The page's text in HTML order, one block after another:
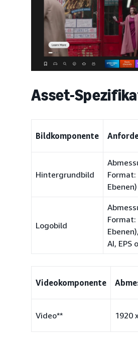
Asset-
Bildkomponente
Hintergrundbild
Ebenen)
Logobild
Ebenen),
AI, EPS
Videokomponente
Video** 1920